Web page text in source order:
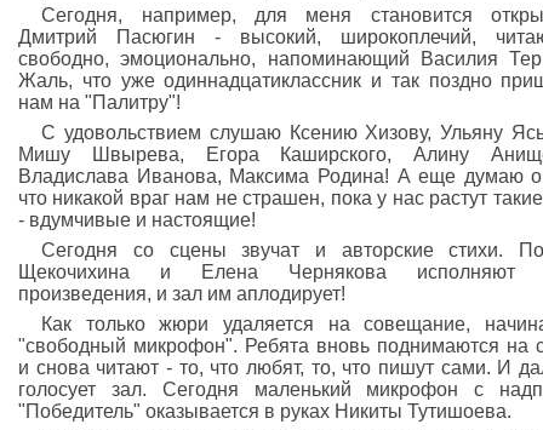
Сегодня, например, для меня становится
Дмитрий Пасюгин - высокий, широкоплечий,
свободно, эмоционально, напоминающий Василия
Жаль, что уже одиннадцатиклассник и так поздно
нам на "Палитру"!
С удовольствием слушаю Ксению Хизову, Ульяну
Мишу Швырева, Егора Каширского, Алину
Владислава Иванова, Максима Родина! А еще думаю
что никакой враг нам не страшен, пока у нас растут
- вдумчивые и настоящие!
Сегодня со сцены звучат и авторские стихи.
Щекочихина и Елена Чернякова исполняют
произведения, и зал им аплодирует!
Как только жюри удаляется на совещание,
"свободный микрофон". Ребята вновь поднимаются на
и снова читают - то, что любят, то, что пишут сами. И
голосует зал. Сегодня маленький микрофон с
"Победитель" оказывается в руках Никиты Тутишоева.